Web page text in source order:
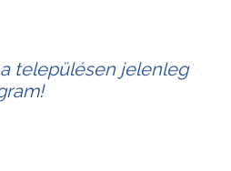
településen jelenleg